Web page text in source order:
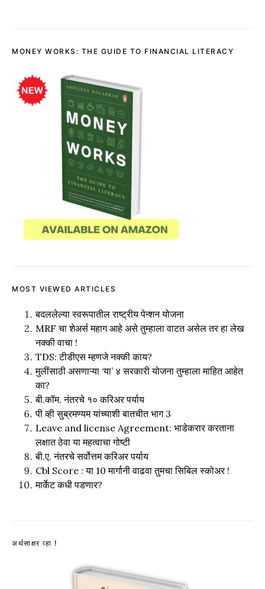
MONEY WORKS: THE GUIDE TO FINANCIAL LITERACY
MOST VIEWED ARTICLES
बदललेल्या स्वरूपातील राष्ट्रीय पेन्शन योजना
MRF चा शेअर्स महाग आहे असे तुम्हाला वाटत असेल तर हा लेख
नक्की वाचा !
TDS: टीडीएस म्हणजे नक्की काय?
मुलींसाठी असणाऱ्या ‘या’ ४ सरकारी योजना तुम्हाला माहित आहेत
का?
बी.कॉम. नंतरचे १० करिअर पर्याय
पी व्ही सुब्रमण्यम यांच्याशी बातचीत भाग 3
Leave and license Agreement: भाडेकरार करताना
लक्षात ठेवा या महत्वाचा गोष्टी
बी.ए. नंतरचे सर्वोत्तम करिअर पर्याय
Cbl Score : या 10 मार्गानी वाढवा तुमचा सिबिल स्कोअर !
मार्केट कधी पडणार?
अर्थसाक्षर व्हा !